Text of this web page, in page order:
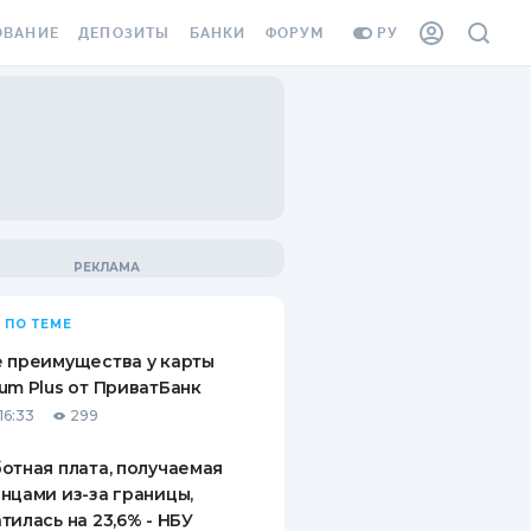
РУ
ВИНЬЕТКА
СОТРУДНИКОВ
ОТ
СЛУЧАЕВ
ДЕПОЗИТЫ
ВОПРОСЫ И ОТВЕТЫ
ПУТЕВОДИТЕЛИ ПО
БАНКИ ФОРУМ
ПО ТЕМЕ
преимущества у карты
Plus от ПриватБанк
299
плата, получаемая
из-за границы,
на 23,6% - НБУ